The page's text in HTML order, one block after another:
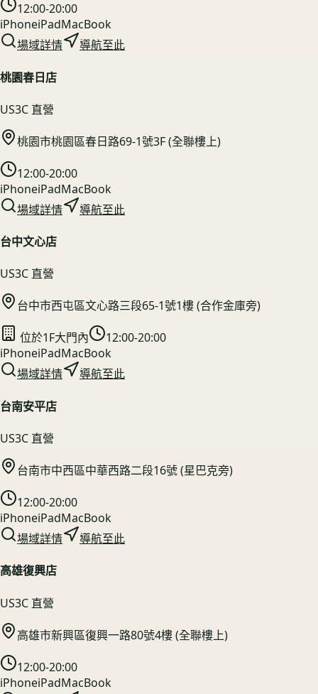
12:00-20:00
iPhoneiPadMacBook
場域詳情
導航至此
桃園春日店
US3C 直營
桃園市桃園區春日路69-1號3F (全聯樓上)
12:00-20:00
iPhoneiPadMacBook
場域詳情
導航至此
台中文心店
US3C 直營
台中市西屯區文心路三段65-1號1樓 (合作金庫旁)
位於1F大門內
12:00-20:00
iPhoneiPadMacBook
場域詳情
導航至此
台南安平店
US3C 直營
台南市中西區中華西路二段16號 (星巴克旁)
12:00-20:00
iPhoneiPadMacBook
場域詳情
導航至此
高雄復興店
US3C 直營
高雄市新興區復興一路80號4樓 (全聯樓上)
12:00-20:00
iPhoneiPadMacBook